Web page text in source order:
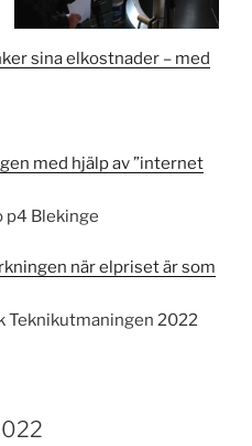
sina elkostnader – med
med hjälp av ”internet
p4 Blekinge
när elpriset är som
2022